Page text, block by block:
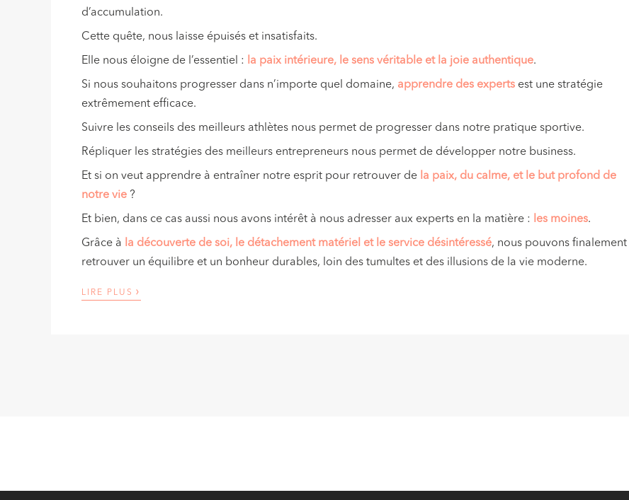
d’accumulation.
Cette quête, nous laisse épuisés et insatisfaits.
Elle nous éloigne de l’essentiel : la paix intérieure, le sens véritable et la joie authentique.
Si nous souhaitons progresser dans n’importe quel domaine, apprendre des experts est une stratégie
extrêmement efficace.
Suivre les conseils des meilleurs athlètes nous permet de progresser dans notre pratique sportive.
Répliquer les stratégies des meilleurs entrepreneurs nous permet de développer notre business.
Et si on veut apprendre à entraîner notre esprit pour retrouver de la paix, du calme, et le but profond de
notre vie ?
Et bien, dans ce cas aussi nous avons intérêt à nous adresser aux experts en la matière : les moines.
Grâce à la découverte de soi, le détachement matériel et le service désintéressé, nous pouvons finalement
retrouver un équilibre et un bonheur durables, loin des tumultes et des illusions de la vie moderne.
LIRE PLUS ›